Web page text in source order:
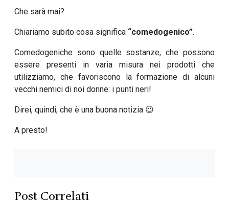
Che sarà mai?
Chiariamo subito cosa significa “comedogenico”.
Comedogeniche sono quelle sostanze, che possono
essere presenti in varia misura nei prodotti che
utilizziamo, che favoriscono la formazione di alcuni
vecchi nemici di noi donne: i punti neri!
Direi, quindi, che è una buona notizia 😉
A presto!
Post Correlati